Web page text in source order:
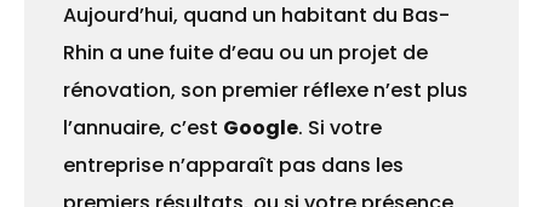
Aujourd’hui, quand un habitant du Bas-
Rhin a une fuite d’eau ou un projet de
rénovation, son premier réflexe n’est plus
l’annuaire, c’est Google. Si votre
entreprise n’apparaît pas dans les